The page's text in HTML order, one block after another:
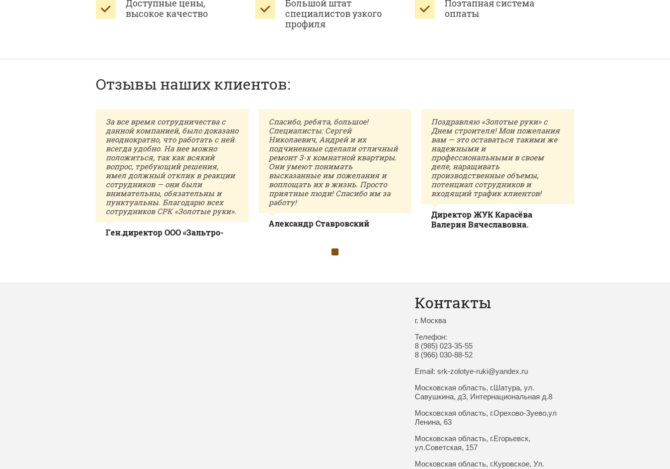
Доступные цены,
высокое качество
Большой штат
специалистов узкого
профиля
Поэтапная система
оплаты
Отзывы наших клиентов:
За все время сотрудничества с
данной компанией, было доказано
неоднократно, что работать с ней
всегда удобно. На нее можно
положиться, так как всякий
вопрос, требующий решения,
имел должный отклик в реакции
сотрудников — они были
внимательны, обязательны и
пунктуальны. Благодарю всех
сотрудников СРК «Золотые руки».
Ген.директор ООО «Зальтро-
Спасибо, ребята, большое!
Специалисты: Сергей
Николаевич, Андрей и их
подчиненные сделали отличный
ремонт 3-х комнатной квартиры.
Они умеют понимать
высказанные им пожелания и
воплощать их в жизнь. Просто
приятные люди! Спасибо им за
работу!
Александр Ставровский
Поздравляю «Золотые руки» с
Днем строителя! Мои пожелания
вам — это оставаться такими же
надежными и
профессиональными в своем
деле, наращивать
производственные объемы,
потенциал сотрудников и
входящий трафик клиентов!
Директор ЖУК Карасёва
Валерия Вячеславовна.
Контакты
г. Москва
Телефон:
8 (985) 023-35-55
8 (966) 030-88-52
Email: srk-zolotye-ruki@yandex.ru
Московская область, г.Шатура, ул.
Савушкина, д3, Интернациональная д.8
Московская область, г.Орехово-Зуево,ул
Ленина, 63
Московская область, г.Егорьевск,
ул.Советская, 157
Московская область, г.Куровское, Ул.